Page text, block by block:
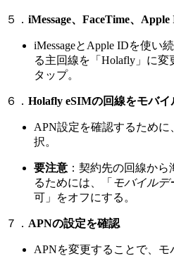
５． iMessage、FaceTime、
iMessageとApple IDを使い
る主回線を「Holafly」に
タップ。
６． Holafly eSIMの回線をモバ
APN設定を確認するために
択。
要注意 ：契約先の回線か
るためには、「 モバイルデ
可」をオフにする。
７． APNの設定を確認
APNを変更することで、